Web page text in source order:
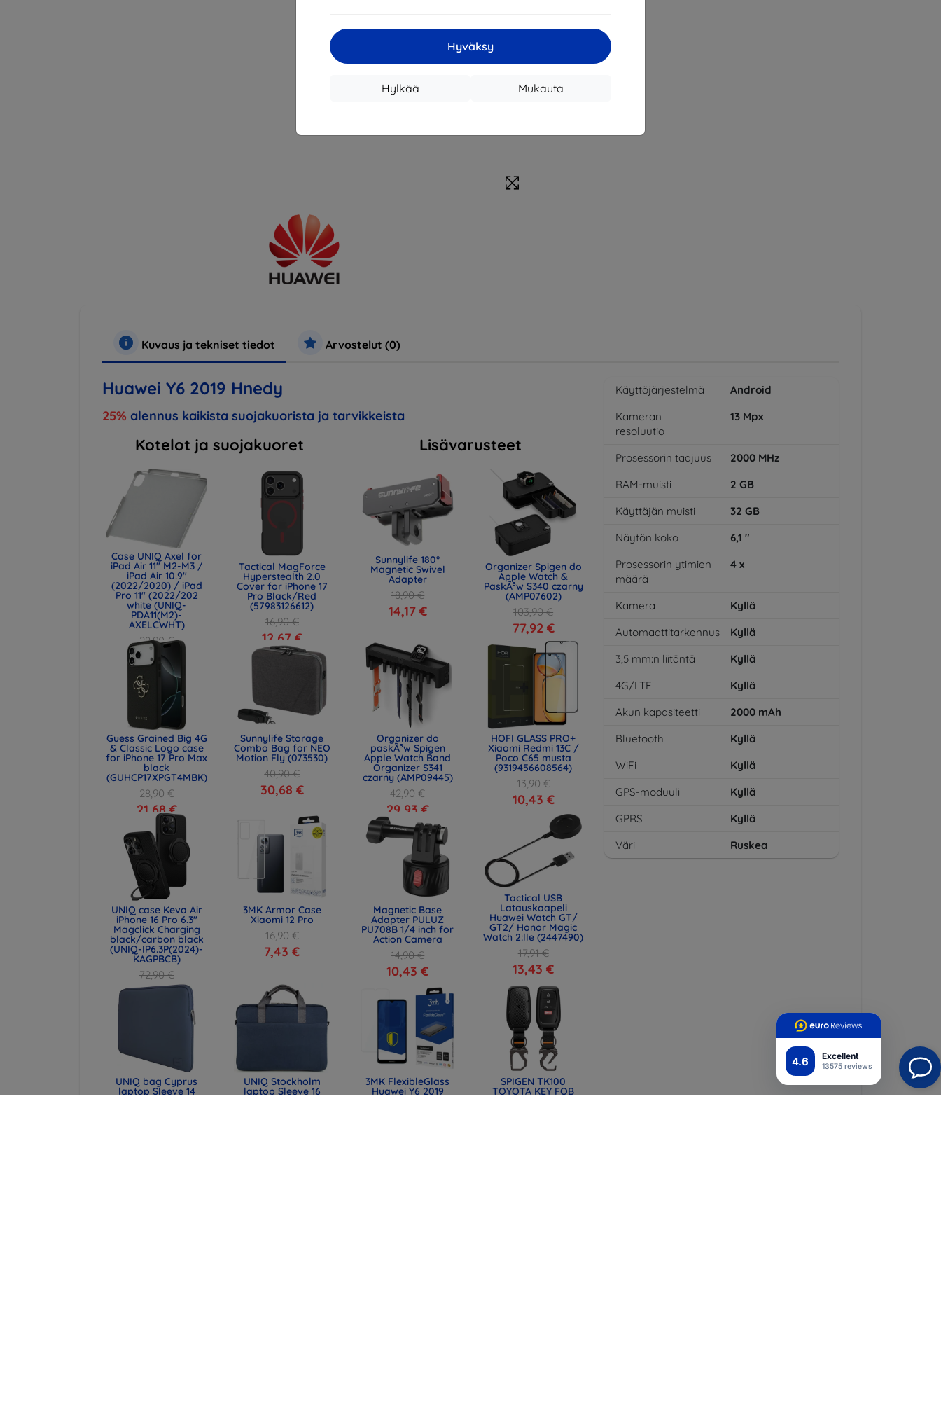
4.6 Excellent
13575 reviews
Hyväksy
Mukauta
Hylkää
Kuvaus ja tekniset tiedot Arvostelut (0)
Huawei Y6 2019 Hnedy
25% alennus kaikista suojakuorista ja tarvikkeista
Kotelot ja suojakuoret
Case UNIQ Axel for
iPad Air 11" M2-M3 /
iPad Air 10.9"
(2022/2020) / iPad
Pro 11" (2022/202
white (UNIQ-
PDA11(M2)-
AXELCWHT)
28,90 €
21,68 €
Tactical MagForce
Hyperstealth 2.0
Cover for iPhone 17
Pro Black/Red
(57983126612)
16,90 €
12,67 €
Guess Grained Big 4G
& Classic Logo case
for iPhone 17 Pro Max
black
(GUHCP17XPGT4MBK)
28,90 €
21,68 €
Sunnylife Storage
Combo Bag for NEO
Motion Fly (073530)
40,90 €
30,68 €
UNIQ case Keva Air
iPhone 16 Pro 6.3"
Magclick Charging
black/carbon black
(UNIQ-IP6.3P(2024)-
KAGPBCB)
72,90 €
54,67 €
3MK Armor Case
Xiaomi 12 Pro
16,90 €
7,43 €
UNIQ bag Cyprus
laptop Sleeve 14
UNIQ Stockholm
laptop Sleeve 16
Lisävarusteet
Sunnylife 180°
Magnetic Swivel
Adapter
18,90 €
14,17 €
Organizer Spigen do
Apple Watch &
PaskÃ³w S340 czarny
(AMP07602)
103,90 €
77,92 €
Organizer do
paskÃ³w Spigen
Apple Watch Band
Organizer S341
czarny (AMP09445)
42,90 €
29,93 €
HOFI GLASS PRO+
Xiaomi Redmi 13C /
Poco C65 musta
(9319456608564)
13,90 €
10,43 €
Magnetic Base
Adapter PULUZ
PU708B 1/4 inch for
Action Camera
14,90 €
10,43 €
Tactical USB
Latauskaapeli
Huawei Watch GT/
GT2/ Honor Magic
Watch 2:lle (2447490)
17,91 €
13,43 €
3MK FlexibleGlass
Huawei Y6 2019
SPIGEN TK100
TOYOTA KEY FOB
Käyttöjärjestelmä
Android
Kameran
resoluutio
13 Mpx
Prosessorin taajuus 2000 MHz
RAM-muisti
2 GB
Käyttäjän muisti
32 GB
Näytön koko
6,1 "
Prosessorin ytimien
määrä
4 x
Kamera
Kyllä
Automaattitarkennus
Kyllä
3,5 mm:n liitäntä
Kyllä
4G/LTE
Kyllä
Akun kapasiteetti
2000 mAh
Bluetooth
Kyllä
WiFi
Kyllä
GPS-moduuli
Kyllä
GPRS
Kyllä
Väri
Ruskea